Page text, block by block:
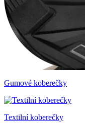
Gumové koberečky
Textilní koberečky